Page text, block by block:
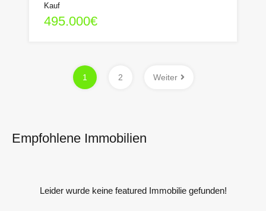
Kauf
495.000€
1 2 Weiter
Empfohlene Immobilien
Leider wurde keine featured Immobilie gefunden!